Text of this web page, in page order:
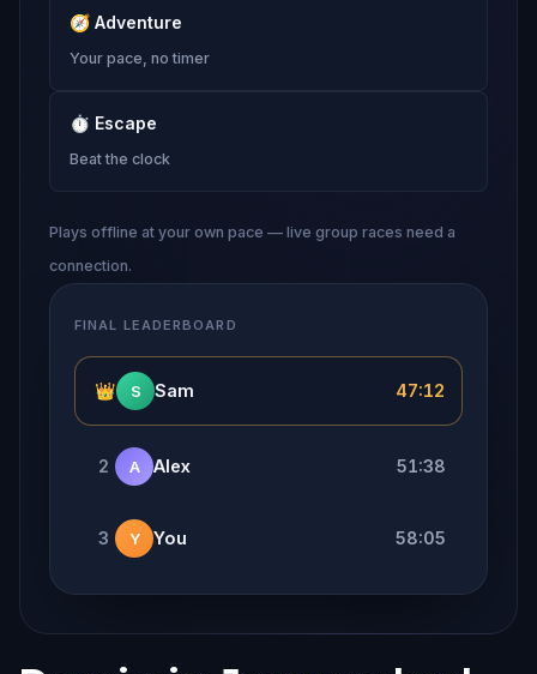
🧭 Adventure
Your pace, no timer
⏱ Escape
Beat the clock
Plays offline at your own pace — live group races need a
connection.
FINAL LEADERBOARD
👑 S Sam 47:12
2 A Alex 51:38
3 Y You 58:05